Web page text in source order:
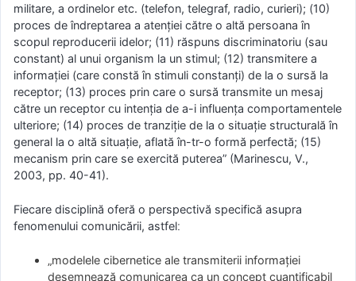
militare, a ordinelor etc. (telefon, telegraf, radio, curieri); (10)
proces de îndreptarea a atenţiei către o altă persoana în
scopul reproducerii idelor; (11) răspuns discriminatoriu (sau
constant) al unui organism la un stimul; (12) transmitere a
informaţiei (care constă în stimuli constanţi) de la o sursă la
receptor; (13) proces prin care o sursă transmite un mesaj
către un receptor cu intenţia de a-i influenţa comportamentele
ulteriore; (14) proces de tranziţie de la o situaţie structurală în
general la o altă situaţie, aflată în-tr-o formă perfectă; (15)
mecanism prin care se exercită puterea” (Marinescu, V.,
2003, pp. 40-41).
Fiecare disciplină oferă o perspectivă specifică asupra
fenomenului comunicării, astfelː
„modelele cibernetice ale transmiterii informaţiei
desemnează comunicarea ca un concept cuantificabil